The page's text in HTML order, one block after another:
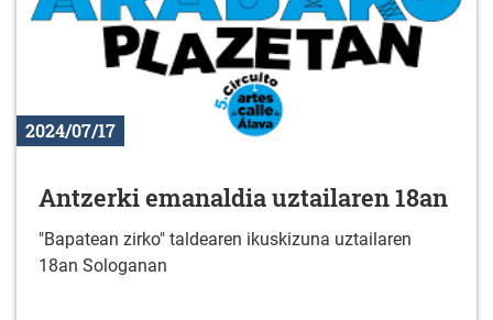
2024/07/17
Antzerki emanaldia uztailaren 18an
"Bapatean zirko" taldearen ikuskizuna uztailaren
18an Sologanan